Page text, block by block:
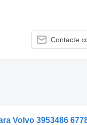
Contacte
Volvo 3953486